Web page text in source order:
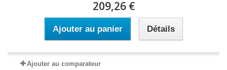
209,26 €
Ajouter au panier Détails
Ajouter au comparateur